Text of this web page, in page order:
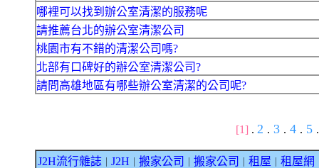
哪裡可以找到辦公室清潔的服務呢
請推薦台北的辦公室清潔公司
桃園市有不錯的清潔公司嗎?
北部有口碑好的辦公室清潔公司?
請問高雄地區有哪些辦公室清潔的公司呢?
[1] . 2 . 3 . 4 . 5 .
J2H流行雜誌 J2H 搬家公司 搬家公司 租屋 租屋網